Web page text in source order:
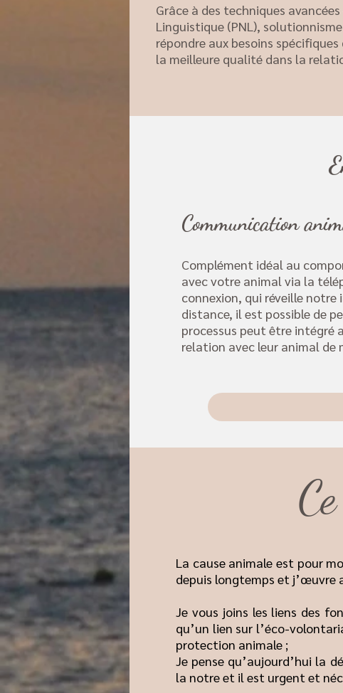
Grâce à des techniques
Linguistique (PNL),
répondre aux besoins
la meilleure qualité dans la
Communication
Complément idéal au
avec votre animal via la
connexion, qui réveille
distance, il est possible de
processus peut être intégré
relation avec leur animal
La cause animale est pour
depuis longtemps et j’œuvre
Je vous joins les liens des
qu’un lien sur l’éco-
protection animale ;
Je pense qu’aujourd’hui la
la notre et il est urgent et